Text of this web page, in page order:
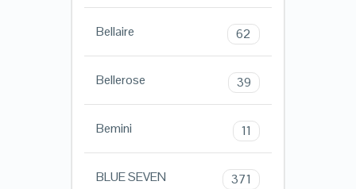
Bellaire 62
Bellerose 39
Bemini 11
BLUE SEVEN 371